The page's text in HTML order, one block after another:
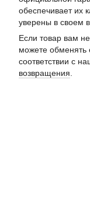
обеспечивает их
уверены в своем
Если товар вам
можете обменять
соответствии с
возвращения